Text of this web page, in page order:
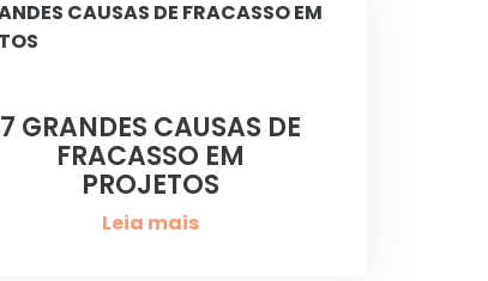
7 GRANDES CAUSAS DE
FRACASSO EM
PROJETOS
Leia mais